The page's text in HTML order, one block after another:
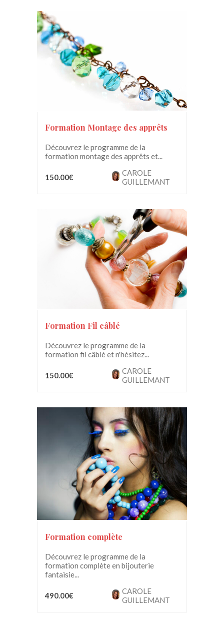
Formation Montage des apprêts
Découvrez le programme de la
formation montage des apprêts et...
150.00€
CAROLE
GUILLEMANT
Formation Fil câblé
Découvrez le programme de la
formation fil câblé et n'hésitez...
150.00€
CAROLE
GUILLEMANT
Formation complète
Découvrez le programme de la
formation complète en bijouterie
fantaisie...
490.00€
CAROLE
GUILLEMANT